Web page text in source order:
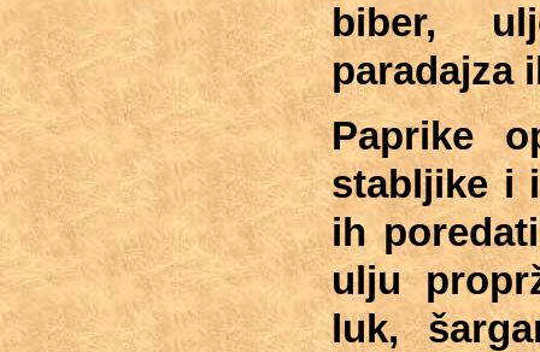
biber,
paradajza
Paprike
stabljike i
ih
ulju
luk,